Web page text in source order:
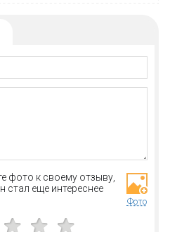
фото к своему отзыву,
стал еще интереснее
Фото